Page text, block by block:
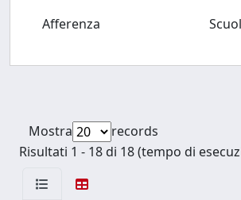
Afferenza
Mostra
records
Risultati 1 - 18 di 18 (tempo di